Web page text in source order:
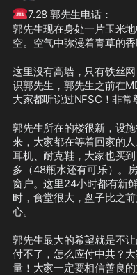
☎️7.28 郭先生电话：
郭先生现在身处一片玉米
空。空气中弥漫着青草的
这里没有高墙，只有铁丝
识郭先生，郭先生之前在
大家都听说过NFSC！非常
郭先生所在的楼很新，设
来，大家都在等着回家的
耳机、耐克鞋，大家也买
多（48瓶水还有可乐）。
窗户。这里24小时都有新
时，食堂很大，盘子比之
心。
郭先生最大的希望就是不
付不了，怎么应付中共？
量！大家一定要相信善良的